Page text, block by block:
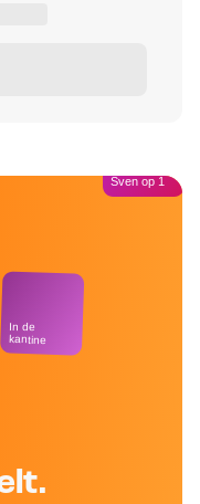
In de
kantine
Sven op 1